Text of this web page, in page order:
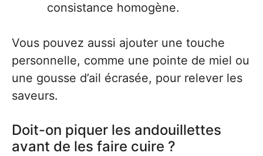
consistance homogène.
Vous pouvez aussi ajouter une touche
personnelle, comme une pointe de miel ou
une gousse d’ail écrasée, pour relever les
saveurs.
Doit-on piquer les andouillettes
avant de les faire cuire ?